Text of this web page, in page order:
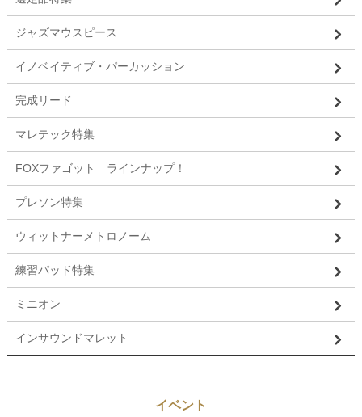
ジャズマウスピース
イノベイティブ・パーカッション
完成リード
マレテック特集
FOXファゴット ラインナップ！
プレソン特集
ウィットナーメトロノーム
練習パッド特集
ミニオン
インサウンドマレット
イベント